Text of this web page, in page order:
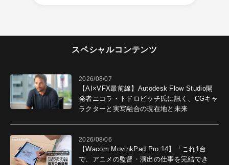
スペシャルコンテンツ
2026/08/07
【AI×VFX最前線】Autodesk Flow Studio開
発者ニコラ・トドロビッチ氏に訊く、CGキャ
ラクターと実写融合の現在地と未来
2026/08/06
【Wacom MovinkPad Pro 14】「これ1台
で、アニメの監督・演出の仕事を完結でき